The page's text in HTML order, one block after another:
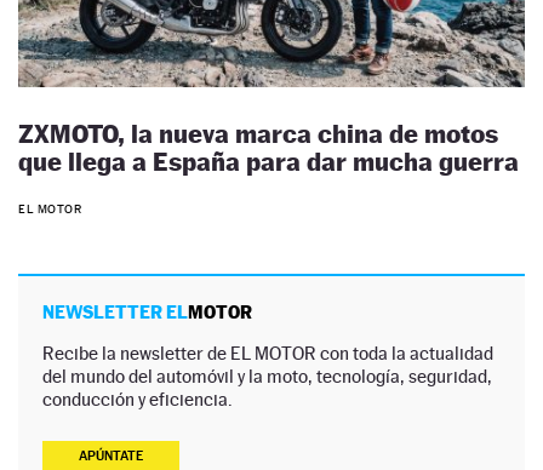
ZXMOTO, la nueva marca china de motos
que llega a España para dar mucha guerra
EL MOTOR
NEWSLETTER ELMOTOR
Recibe la newsletter de EL MOTOR con toda la actualidad
del mundo del automóvil y la moto, tecnología, seguridad,
conducción y eficiencia.
APÚNTATE